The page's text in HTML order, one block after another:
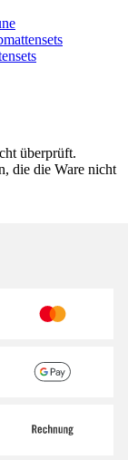
überprüft.
die die Ware nicht